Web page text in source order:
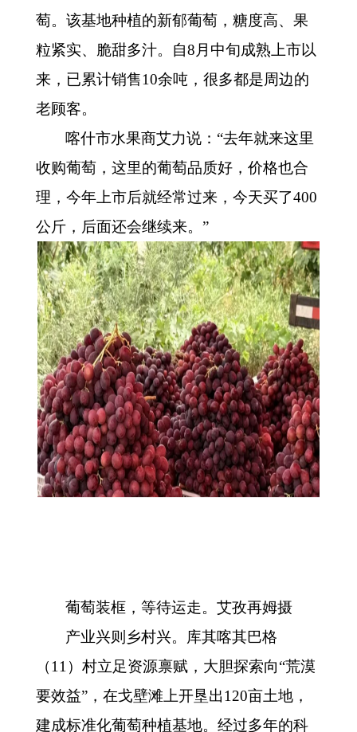
萄。该基地种植的新郁葡萄，糖度高、果
粒紧实、脆甜多汁。自8月中旬成熟上市以
来，已累计销售10余吨，很多都是周边的
老顾客。
喀什市水果商艾力说： “去年就来这里
收购葡萄，这里的葡萄品质好，价格也合
理，今年上市后就经常过来，今天买了400
公斤，后面还会继续来。”
葡萄装框，等待运走。艾孜再姆摄
产业兴则乡村兴。库其喀其巴格
（11）村立足资源禀赋，大胆探索向“荒漠
要效益”，在戈壁滩上开垦出120亩土地，
建成标准化葡萄种植基地。经过多年的科